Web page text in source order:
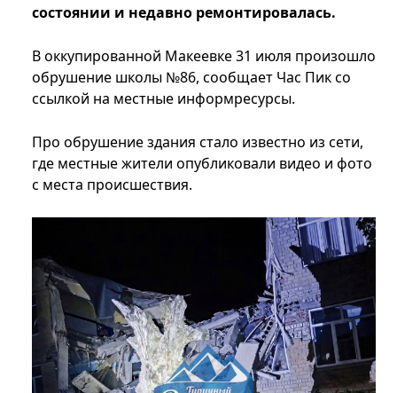
состоянии и недавно ремонтировалась.
В оккупированной Макеевке 31 июля произошло
обрушение школы №86, сообщает Час Пик со
ссылкой на местные информресурсы.
Про обрушение здания стало известно из сети,
где местные жители опубликовали видео и фото
с места происшествия.